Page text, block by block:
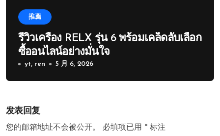
推薦
รีวิวเครื่อง RELX รุ่น 6 พร้อมเคล็ดลับเลือก
ซื้ออนไลน์อย่างมั่นใจ
yt, ren 5 月 6, 2026
发表回复
您的邮箱地址不会被公开。 必填项已用 * 标注